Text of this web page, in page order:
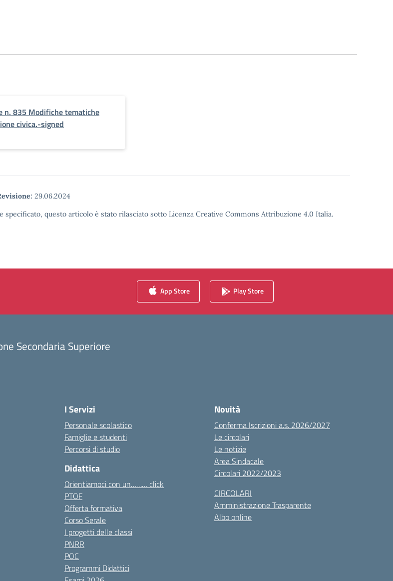
n. 835 Modifiche tematiche
civica.-signed
29.06.2024
specificato, questo articolo è stato rilasciato sotto Licenza Creative Commons Attribuzione 4.0 Italia.
App Store Play Store
Secondaria Superiore
I Servizi
Personale scolastico
Famiglie e studenti
Percorsi di studio
Didattica
Orientiamoci con un……… click
PTOF
Offerta formativa
Corso Serale
I progetti delle classi
PNRR
POC
Programmi Didattici
Novità
Conferma Iscrizioni a.s. 2026/2027
Le circolari
Le notizie
Area Sindacale
Circolari 2022/2023
CIRCOLARI
Amministrazione Trasparente
Albo online